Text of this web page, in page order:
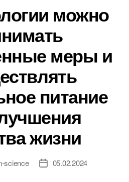
можно
меры и
питание
жизни
science
Дата05.02.2024